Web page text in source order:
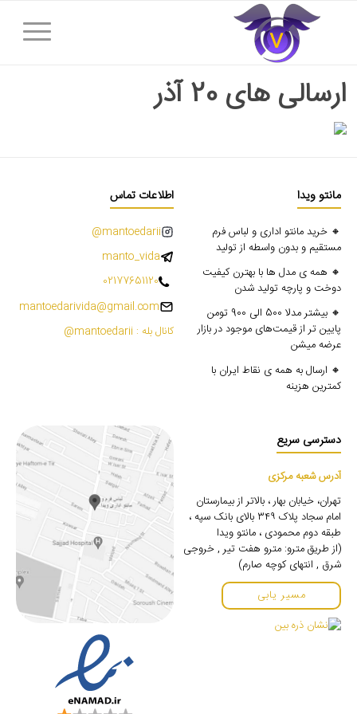
ارسالی های 20 آذر
مانتو ویدا
🔸 خرید مانتو اداری و لباس فرم
مستقیم و بدون واسطه از تولید
🔸 همه ی مدل ها با بهترن کیفیت
دوخت و پارچه تولید شدن
🔸 بیشتر مدلا 500 الی 900 تومن
پایین تر از قیمت‌های موجود در بازار
عرضه میشن
🔸 ارسال به همه ی نقاط ایران با
کمترین هزینه
اطلاعات تماس
mantoedarii@
manto_vida
02177651120
mantoedarivida@gmail.com
کانال بله : mantoedarii@
دسترسی سریع
آدرس شعبه مرکزی
تهران، خیابان بهار ، بالاتر از بیمارستان
امام سجاد پلاک ۳۴۹ بالای بانک سپه ،
طبقه دوم محمودی ، مانتو ویدا
(از طریق مترو: مترو هفت تیر , خروجی
شرق , انتهای کوچه صارم)
مسیر یابی